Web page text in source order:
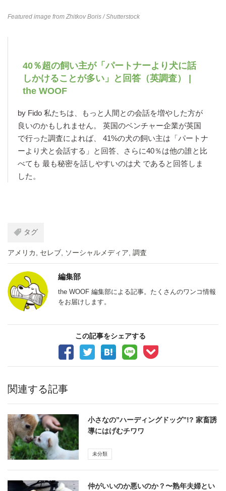
Featured image from Zhitkov Boris/ Shutterstock
40％超の飼い主が「パートナーより犬に話
しかけることが多い」と回答（英調査） |
the WOOF
by Fido 私たちは、もっと人間との会話を増やした方が
良いのかもしれません。 英国のベンチャー企業が英国
で行った調査によれば、 41%の犬の飼い主は「パートナ
ーより犬と会話する」と回答、さらに40％は他の誰と比
べても 最も秘密を話しやすいのは犬 であると回答しま
した。
タグ
アメリカ セレブ ソーシャルメディア 調査
編集部
the WOOF 編集部による記事。たくさんのワンコ情報
をお届けします。
この記事をシェアする
関連する記事
小さなの”ハーディングドッグ”!? 家畜誘
導にはげむチワワ
未分類
仲がいいのか悪いのか？〜熟年夫婦とい